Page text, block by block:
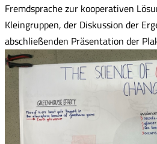
Fremdsprache zur kooperativen
Kleingruppen, der Diskussion der
abschließenden Präsentation der